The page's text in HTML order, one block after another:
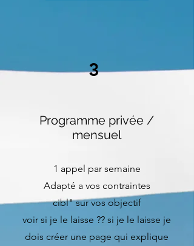
3
Programme privée /
mensuel
1 appel par semaine
Adapté a vos contraintes
cibl" sur vos objectif
voir si je le laisse ?? si je le laisse je
dois créer une page qui explique